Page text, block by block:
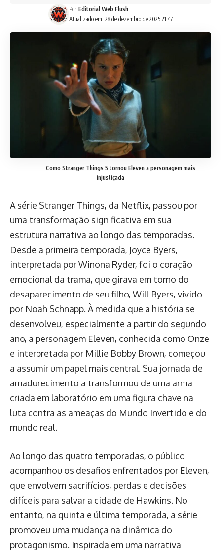
Atualizado em: 28 de dezembro de 2025 21:47
Por Editorial Web Flush
Como Stranger Things 5 tornou Eleven a personagem mais
injustiçada
A série Stranger Things, da Netflix, passou por
uma transformação significativa em sua
estrutura narrativa ao longo das temporadas.
Desde a primeira temporada, Joyce Byers,
interpretada por Winona Ryder, foi o coração
emocional da trama, que girava em torno do
desaparecimento de seu filho, Will Byers, vivido
por Noah Schnapp. À medida que a história se
desenvolveu, especialmente a partir do segundo
ano, a personagem Eleven, conhecida como Onze
e interpretada por Millie Bobby Brown, começou
a assumir um papel mais central. Sua jornada de
amadurecimento a transformou de uma arma
criada em laboratório em uma figura chave na
luta contra as ameaças do Mundo Invertido e do
mundo real.
Ao longo das quatro temporadas, o público
acompanhou os desafios enfrentados por Eleven,
que envolvem sacrifícios, perdas e decisões
difíceis para salvar a cidade de Hawkins. No
entanto, na quinta e última temporada, a série
promoveu uma mudança na dinâmica do
protagonismo. Inspirada em uma narrativa